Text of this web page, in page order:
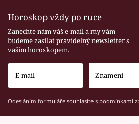
Horoskop vždy po ruce
Zanechte nám váš e-mail a my vám
budeme zasílat pravidelný newsletter s
vaším horoskopem.
Odesláním formuláře souhlasíte s podmínkami